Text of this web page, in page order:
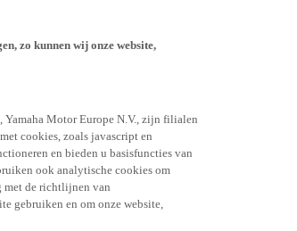
zo kunnen wij onze website,
Yamaha Motor Europe N.V., zijn filialen
cookies, zoals javascript en
en bieden u basisfuncties van
ook analytische cookies om
met de richtlijnen van
gebruiken en om onze website,